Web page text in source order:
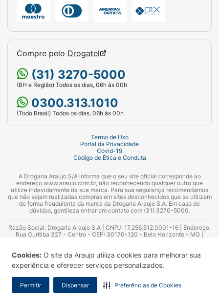
Cookies: O site da Araujo utiliza cookies para melhorar sua
experiência e oferecer serviços personalizados.
Permitir Dispensar Preferências de Cookies
Compre pelo Drogatel
(31) 3270-5000
(BH e Região) Todos os dias, 06h às 00h
0300.313.1010
(Todo Brasil) Todos os dias, 06h às 00h
Termo de Uso
Portal da Privacidade
Covid-19
Código de Ética e Conduta
A Drogaria Araujo S/A informa que o seu site oficial corresponde ao
endereço www.araujo.com.br, não reconhecendo qualquer outro que
utilize indevidamente da sua marca. Para sua segurança recomendamos
que não sejam realizadas compras em sites desconhecidos que se utilizem
de forma fraudulenta da marca da Drogaria Araujo S.A. Em caso de
dúvidas, gentileza entrar em contato com (31) 3270-5000.
Razão Social: Drogaria Araujo S.A | CNPJ: 17.256.512.0001-16 | Endereço:
Rua Curitiba 327 - Centro - CEP: 30170-120 - Belo Horizonte - MG |
Azevedo Guimarães – CRF 10.965 | Yasmin Silva Alvarenga – CRF 52.584 -
Consultor substituto: Thiago Aguiar Pinheiro - CRF Nº 13.748. Alvará
Sanitário: 2025020713 | Autorização de Funcionamento da Empresa (AFE):